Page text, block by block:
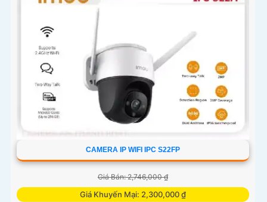
CAMERA IP WIFI IPC S22FP
Giá Bán: 2,746,000 ₫
Giá Khuyến Mại: 2,300,000 ₫